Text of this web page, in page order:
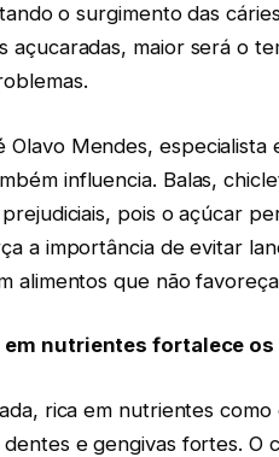
o surgimento das
açucaradas, maior será o
Olavo Mendes,
influencia. Balas,
pois o açúcar
a importância de evitar
alimentos que não
em nutrientes fortalece
rica em nutrientes
e gengivas fortes.